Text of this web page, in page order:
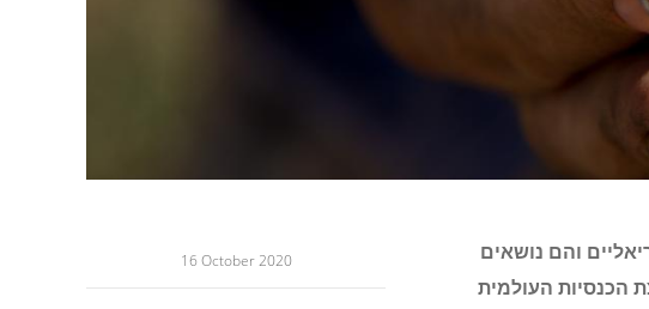
16 October 2020
והם נושאים
הכנסיות העולמית